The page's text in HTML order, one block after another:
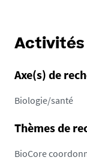
Activités
Axe(s) de
Biologie/santé
Thèmes de
BioCore